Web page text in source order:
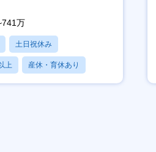
万
土日祝休み
上 産休・育休あり